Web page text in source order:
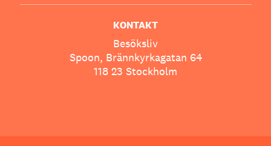
KONTAKT
Besöksliv
Spoon, Brännkyrkagatan 64
118 23 Stockholm